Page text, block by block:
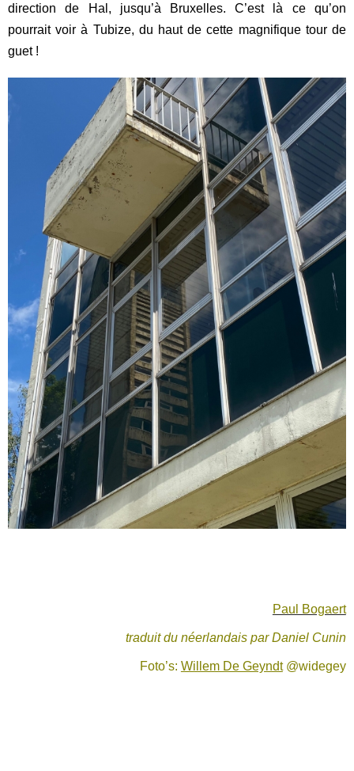
direction de Hal, jusqu’à Bruxelles. C’est là ce qu’on
pourrait voir à Tubize, du haut de cette magnifique tour de
guet !
Paul Bogaert
traduit du néerlandais par Daniel Cunin
Foto’s: Willem De Geyndt@widegey